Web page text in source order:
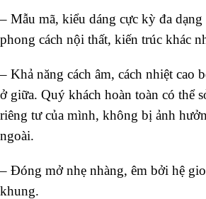
– Mẫu mã, kiểu dáng cực kỳ đa
phong cách nội thất, kiến trúc khác
– Khả năng cách âm, cách nhiệt cao
ở giữa. Quý khách hoàn toàn có thể
riêng tư của mình, không bị ảnh
ngoài.
– Đóng mở nhẹ nhàng, êm bởi hệ
khung.